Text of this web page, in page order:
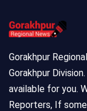
Gorakhpur
Gorakhpur
available for you.
Reporters, If